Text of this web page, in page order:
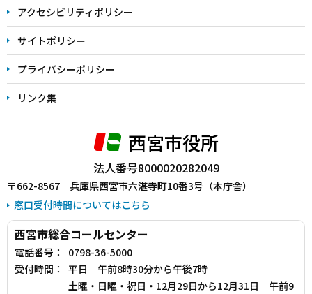
アクセシビリティポリシー
サイトポリシー
プライバシーポリシー
リンク集
西宮市役所
法人番号8000020282049
〒662-8567 兵庫県西宮市六湛寺町10番3号（本庁舎）
窓口受付時間についてはこちら
西宮市総合コールセンター
電話番号：
0798-36-5000
受付時間：
平日 午前8時30分から午後7時
土曜・日曜・祝日・12月29日から12月31日 午前9